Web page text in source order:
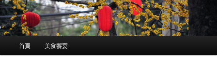
首頁 美食饗宴